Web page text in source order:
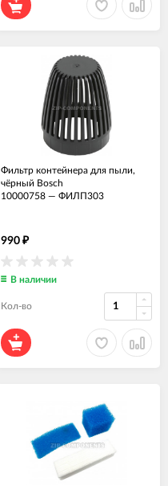
Фильтр контейнера для пыли,
чёрный Bosch
10000758 — ФИЛП303
990 ₽
В наличии
Кол-во